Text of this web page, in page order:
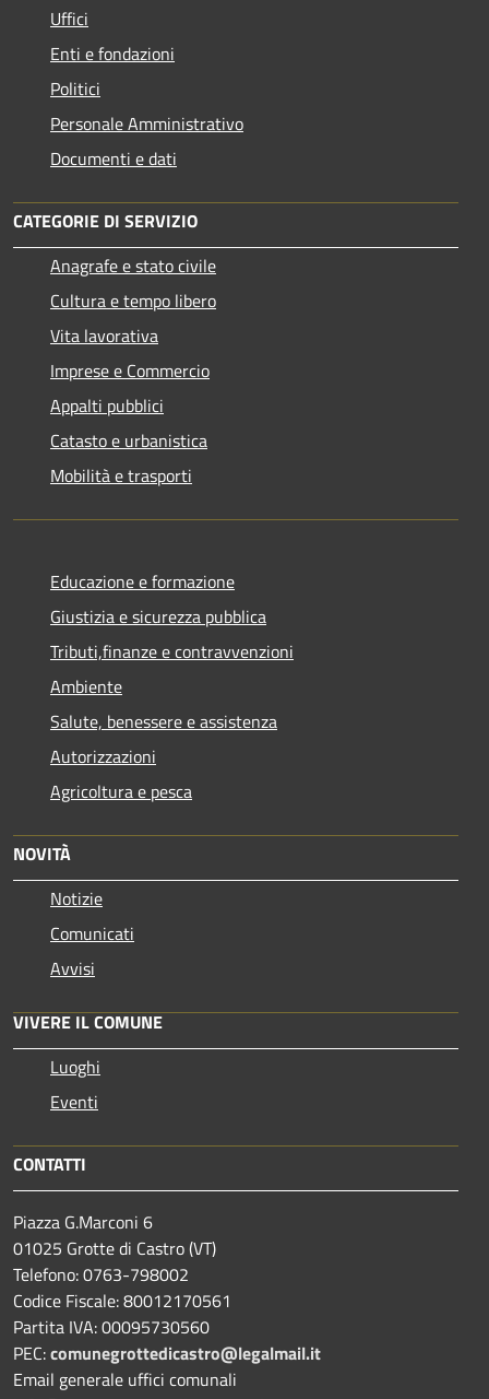
Uffici
Enti e fondazioni
Politici
Personale Amministrativo
Documenti e dati
CATEGORIE DI SERVIZIO
Anagrafe e stato civile
Cultura e tempo libero
Vita lavorativa
Imprese e Commercio
Appalti pubblici
Catasto e urbanistica
Mobilità e trasporti
Educazione e formazione
Giustizia e sicurezza pubblica
Tributi,finanze e contravvenzioni
Ambiente
Salute, benessere e assistenza
Autorizzazioni
Agricoltura e pesca
NOVITÀ
Notizie
Comunicati
Avvisi
VIVERE IL COMUNE
Luoghi
Eventi
CONTATTI
Piazza G.Marconi 6
01025 Grotte di Castro (VT)
Telefono: 0763-798002
Codice Fiscale: 80012170561
Partita IVA: 00095730560
PEC:comunegrottedicastro@legalmail.it
Email generale uffici comunali